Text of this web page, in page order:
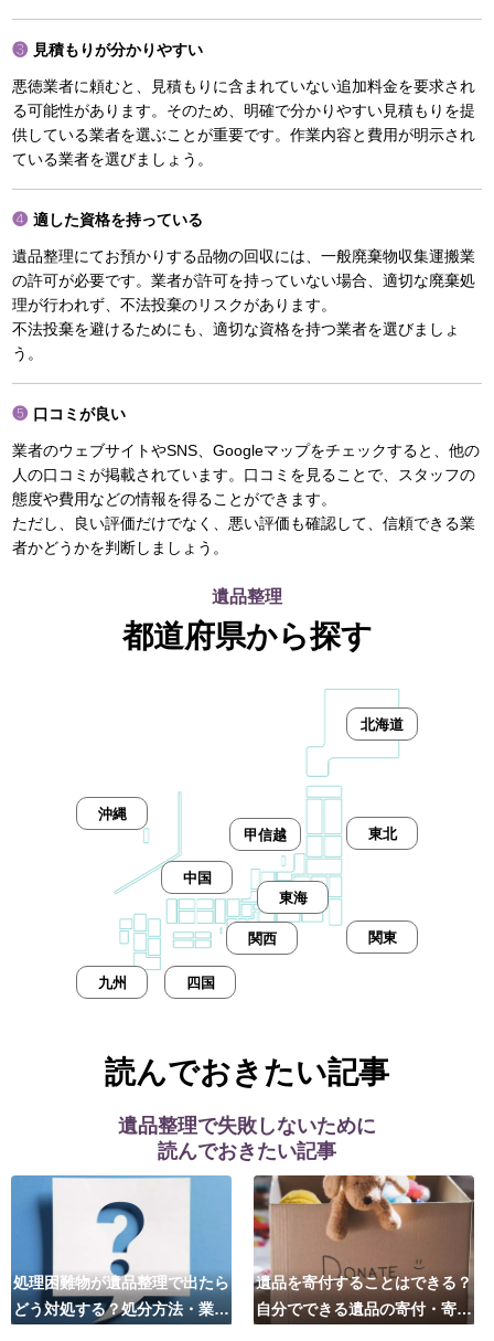
見積もりが分かりやすい
悪徳業者に頼むと、見積もりに含まれていない追加料金を要求され
る可能性があります。そのため、明確で分かりやすい見積もりを提
供している業者を選ぶことが重要です。作業内容と費用が明示され
ている業者を選びましょう。
適した資格を持っている
遺品整理にてお預かりする品物の回収には、一般廃棄物収集運搬業
の許可が必要です。業者が許可を持っていない場合、適切な廃棄処
理が行われず、不法投棄のリスクがあります。
不法投棄を避けるためにも、適切な資格を持つ業者を選びましょ
う。
口コミが良い
業者のウェブサイトやSNS、Googleマップをチェックすると、他の
人の口コミが掲載されています。口コミを見ることで、スタッフの
態度や費用などの情報を得ることができます。
ただし、良い評価だけでなく、悪い評価も確認して、信頼できる業
者かどうかを判断しましょう。
遺品整理
都道府県から探す
北海道
東北
甲信越
東海
関東
関西
中国
四国
九州
沖縄
読んでおきたい記事
遺品整理で失敗しないために
読んでおきたい記事
処理困難物が遺品整理で出たら
どう対処する？処分方法・業者
遺品を寄付することはできる？
自分でできる遺品の寄付・寄贈